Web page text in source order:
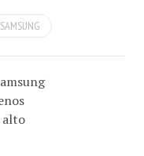
SAMSUNG
alto